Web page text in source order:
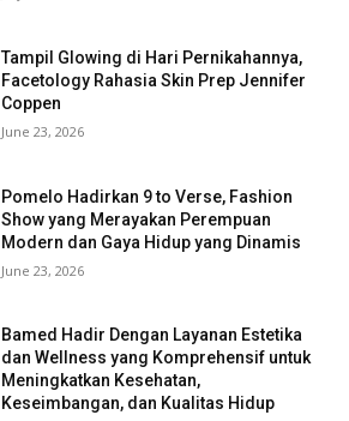
Tampil Glowing di Hari Pernikahannya,
Facetology Rahasia Skin Prep Jennifer
Coppen
June 23, 2026
Pomelo Hadirkan 9 to Verse, Fashion
Show yang Merayakan Perempuan
Modern dan Gaya Hidup yang Dinamis
June 23, 2026
Bamed Hadir Dengan Layanan Estetika
dan Wellness yang Komprehensif untuk
Meningkatkan Kesehatan,
Keseimbangan, dan Kualitas Hidup